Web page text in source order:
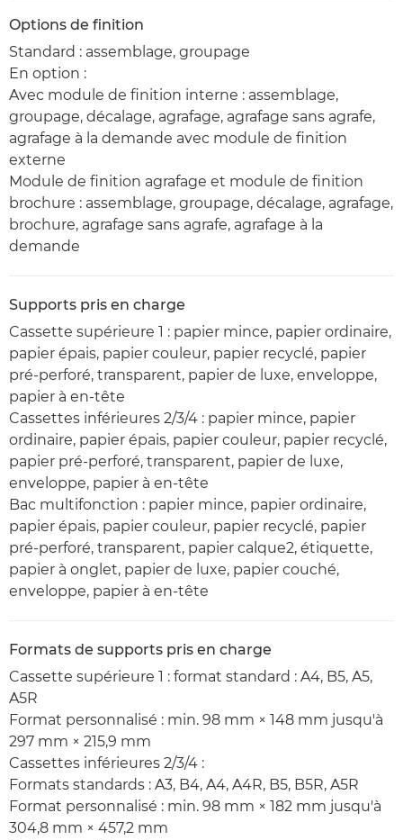
Options de finition
Standard : assemblage, groupage
En option :
Avec module de finition interne : assemblage,
groupage, décalage, agrafage, agrafage sans agrafe,
agrafage à la demande avec module de finition
externe
Module de finition agrafage et module de finition
brochure : assemblage, groupage, décalage, agrafage,
brochure, agrafage sans agrafe, agrafage à la
demande
Supports pris en charge
Cassette supérieure 1 : papier mince, papier ordinaire,
papier épais, papier couleur, papier recyclé, papier
pré-perforé, transparent, papier de luxe, enveloppe,
papier à en-tête
Cassettes inférieures 2/3/4 : papier mince, papier
ordinaire, papier épais, papier couleur, papier recyclé,
papier pré-perforé, transparent, papier de luxe,
enveloppe, papier à en-tête
Bac multifonction : papier mince, papier ordinaire,
papier épais, papier couleur, papier recyclé, papier
pré-perforé, transparent, papier calque2, étiquette,
papier à onglet, papier de luxe, papier couché,
enveloppe, papier à en-tête
Formats de supports pris en charge
Cassette supérieure 1 : format standard : A4, B5, A5,
A5R
Format personnalisé : min. 98 mm × 148 mm jusqu'à
297 mm × 215,9 mm
Cassettes inférieures 2/3/4 :
Formats standards : A3, B4, A4, A4R, B5, B5R, A5R
Format personnalisé : min. 98 mm × 182 mm jusqu'à
304,8 mm × 457,2 mm